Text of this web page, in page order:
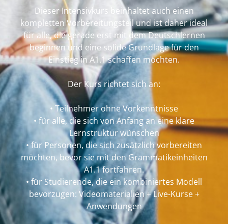
Dieser Intensivkurs beinhaltet auch einen
kompletten Vorbereitungsteil und ist daher ideal
für alle, die gerade erst mit dem Deutschlernen
beginnen und eine solide Grundlage für den
Einstieg in A1.1 schaffen möchten.
Der Kurs richtet sich an:
• Teilnehmer ohne Vorkenntnisse
• für alle, die sich von Anfang an eine klare
Lernstruktur wünschen
• für Personen, die sich zusätzlich vorbereiten
möchten, bevor sie mit den Grammatikeinheiten
A1.1 fortfahren.
• für Studierende, die ein kombiniertes Modell
bevorzugen: Videomaterialien + Live-Kurse +
Anwendungen